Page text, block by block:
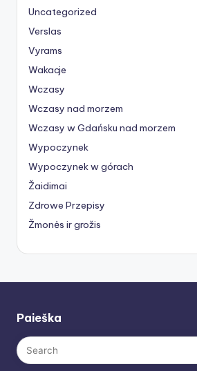
Uncategorized
Verslas
Vyrams
Wakacje
Wczasy
Wczasy nad morzem
Wczasy w Gdańsku nad morzem
Wypoczynek
Wypoczynek w górach
Žaidimai
Zdrowe Przepisy
Žmonės ir grožis
Paieška